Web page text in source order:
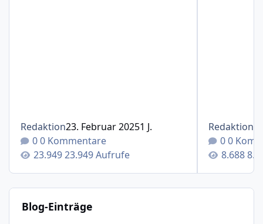
Redaktion23. Februar 20251 J.
0 Kommentare
23.949 Aufrufe
Redaktion
0
Blog-Einträge